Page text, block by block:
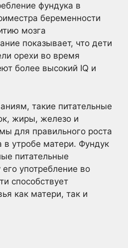
фундука в
беременности
мозга
показывает, что дети
орехи во время
более высокий IQ и
такие питательные
жиры, железо и
для правильного роста
в утробе матери. Фундук
питательные
употребление во
способствует
как матери, так и